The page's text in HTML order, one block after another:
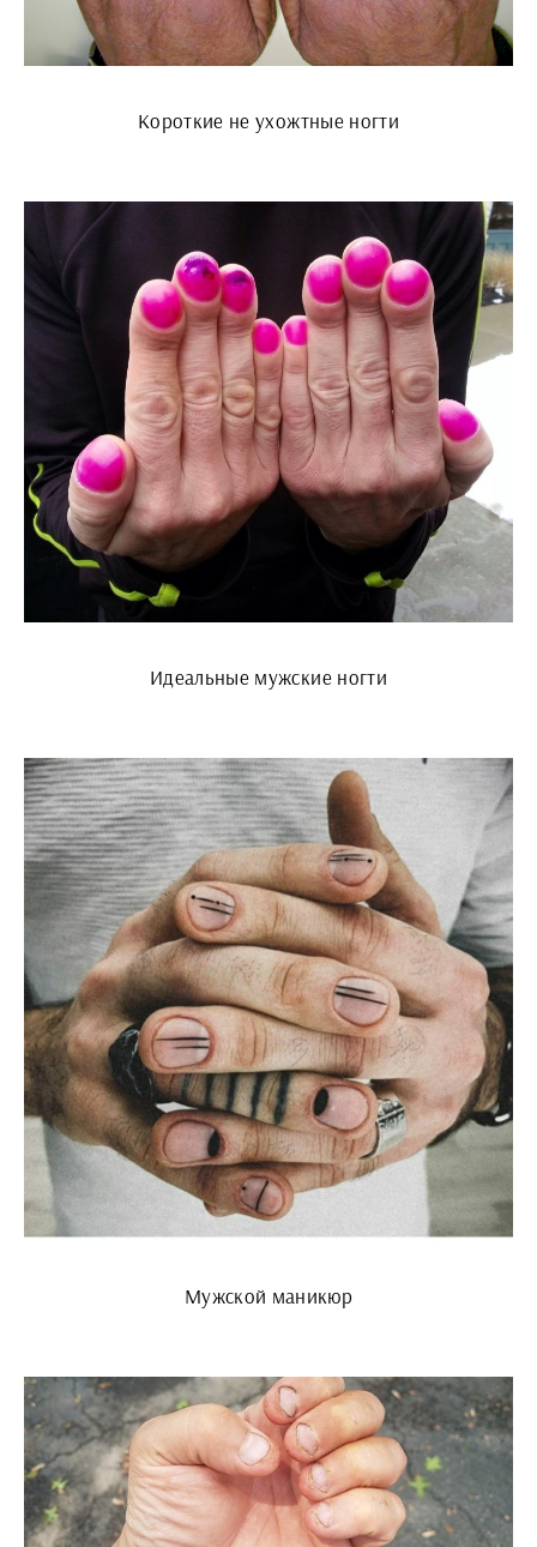
Короткие не ухожтные ногти
Идеальные мужские ногти
Мужской маникюр